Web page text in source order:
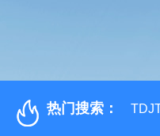
热门搜索：